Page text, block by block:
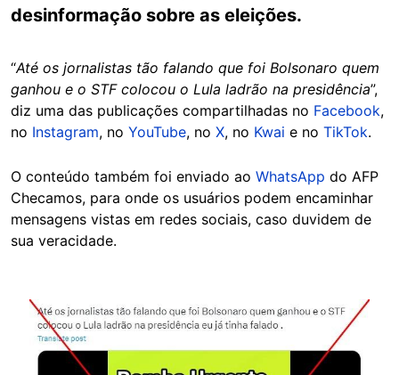
desinformação sobre as eleições.
“Até os jornalistas tão falando que foi Bolsonaro quem
ganhou e o STF colocou o Lula ladrão na presidência”,
diz uma das publicações compartilhadas no Facebook,
no Instagram, no YouTube, no X, no Kwai e no TikTok.
O conteúdo também foi enviado ao WhatsApp do AFP
Checamos, para onde os usuários podem encaminhar
mensagens vistas em redes sociais, caso duvidem de
sua veracidade.
Image